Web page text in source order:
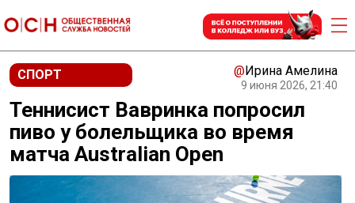
СПОРТ @Ирина Амелина
9 июня 2026, 21:40
Теннисист Вавринка попросил
пиво у болельщика во время
матча Australian Open